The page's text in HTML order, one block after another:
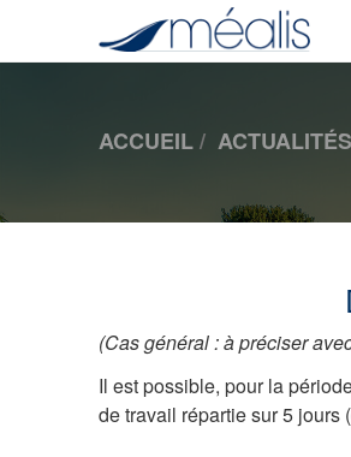
ACCUEIL ACTUALITÉS
(Cas général : à préciser
Il est possible, pour la
de travail répartie sur 5 jours